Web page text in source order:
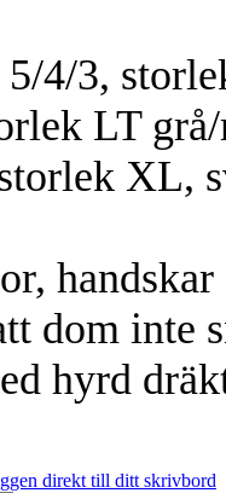
4/3,
LT
XL,
dom inte
hyrd